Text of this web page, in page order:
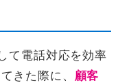
て電話対応を効率
きた際に、 顧客